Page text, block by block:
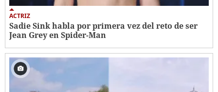
ACTRIZ
Sadie Sink habla por primera vez del reto de ser
Jean Grey en Spider-Man